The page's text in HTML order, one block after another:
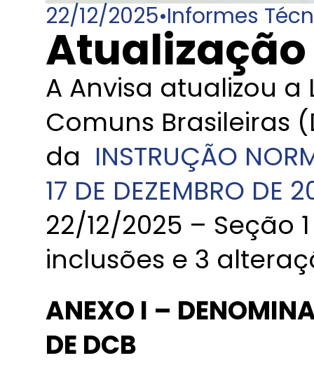
22/12/2025•Informes
Atualização
A Anvisa atualizou
Comuns Brasileiras
da INSTRUÇÃO
17 DE DEZEMBRO DE
22/12/2025 – Seção
inclusões e 3
ANEXO I –
DE DCB